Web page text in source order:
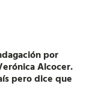
por
Alcocer.
pero dice que